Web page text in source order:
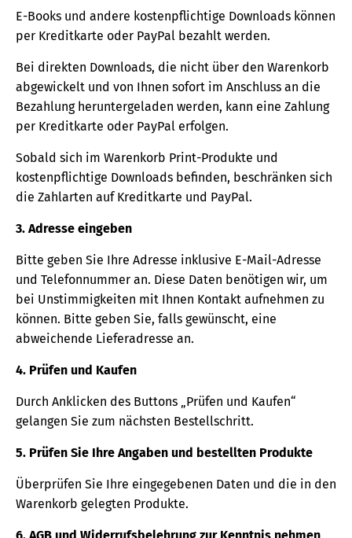
E-Books und andere kostenpflichtige Downloads können
per Kreditkarte oder PayPal bezahlt werden.
Bei direkten Downloads, die nicht über den Warenkorb
abgewickelt und von Ihnen sofort im Anschluss an die
Bezahlung heruntergeladen werden, kann eine Zahlung
per Kreditkarte oder PayPal erfolgen.
Sobald sich im Warenkorb Print-Produkte und
kostenpflichtige Downloads befinden, beschränken sich
die Zahlarten auf Kreditkarte und PayPal.
3. Adresse eingeben
Bitte geben Sie Ihre Adresse inklusive E-Mail-Adresse
und Telefonnummer an. Diese Daten benötigen wir, um
bei Unstimmigkeiten mit Ihnen Kontakt aufnehmen zu
können. Bitte geben Sie, falls gewünscht, eine
abweichende Lieferadresse an.
4. Prüfen und Kaufen
Durch Anklicken des Buttons „Prüfen und Kaufen“
gelangen Sie zum nächsten Bestellschritt.
5. Prüfen Sie Ihre Angaben und bestellten Produkte
Überprüfen Sie Ihre eingegebenen Daten und die in den
Warenkorb gelegten Produkte.